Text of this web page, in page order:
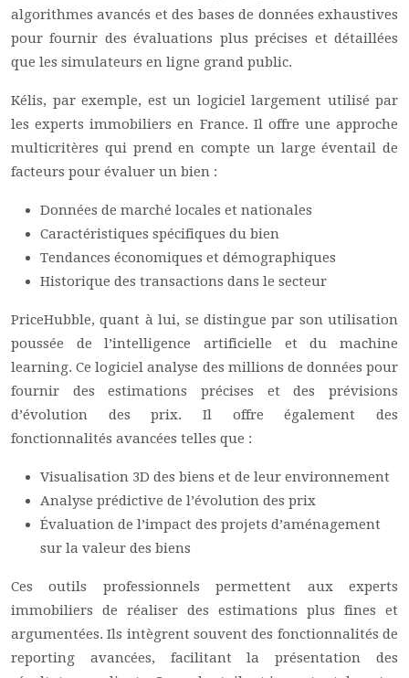
algorithmes avancés et des bases de données exhaustives
pour fournir des évaluations plus précises et détaillées
que les simulateurs en ligne grand public.
Kélis, par exemple, est un logiciel largement utilisé par
les experts immobiliers en France. Il offre une approche
multicritères qui prend en compte un large éventail de
facteurs pour évaluer un bien :
Données de marché locales et nationales
Caractéristiques spécifiques du bien
Tendances économiques et démographiques
Historique des transactions dans le secteur
PriceHubble, quant à lui, se distingue par son utilisation
poussée de l’intelligence artificielle et du machine
learning. Ce logiciel analyse des millions de données pour
fournir des estimations précises et des prévisions
d’évolution des prix. Il offre également des
fonctionnalités avancées telles que :
Visualisation 3D des biens et de leur environnement
Analyse prédictive de l’évolution des prix
Évaluation de l’impact des projets d’aménagement
sur la valeur des biens
Ces outils professionnels permettent aux experts
immobiliers de réaliser des estimations plus fines et
argumentées. Ils intègrent souvent des fonctionnalités de
reporting avancées, facilitant la présentation des